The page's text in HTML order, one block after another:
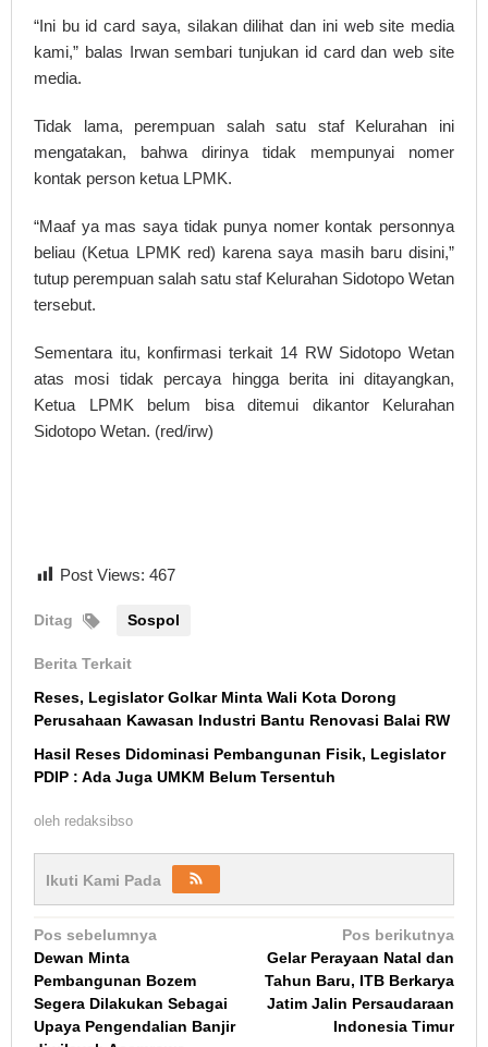
“Ini bu id card saya, silakan dilihat dan ini web site media
kami,” balas Irwan sembari tunjukan id card dan web site
media.
Tidak lama, perempuan salah satu staf Kelurahan ini
mengatakan, bahwa dirinya tidak mempunyai nomer
kontak person ketua LPMK.
“Maaf ya mas saya tidak punya nomer kontak personnya
beliau (Ketua LPMK red) karena saya masih baru disini,”
tutup perempuan salah satu staf Kelurahan Sidotopo Wetan
tersebut.
Sementara itu, konfirmasi terkait 14 RW Sidotopo Wetan
atas mosi tidak percaya hingga berita ini ditayangkan,
Ketua LPMK belum bisa ditemui dikantor Kelurahan
Sidotopo Wetan. (red/irw)
Post Views: 467
Ditag Sospol
Berita Terkait
Reses, Legislator Golkar Minta Wali Kota Dorong
Perusahaan Kawasan Industri Bantu Renovasi Balai RW
Hasil Reses Didominasi Pembangunan Fisik, Legislator
PDIP : Ada Juga UMKM Belum Tersentuh
oleh redaksibso
Ikuti Kami Pada
Navigasi
pos
Pos sebelumnya
Dewan Minta
Pembangunan Bozem
Segera Dilakukan Sebagai
Upaya Pengendalian Banjir
Pos berikutnya
Gelar Perayaan Natal dan
Tahun Baru, ITB Berkarya
Jatim Jalin Persaudaraan
Indonesia Timur